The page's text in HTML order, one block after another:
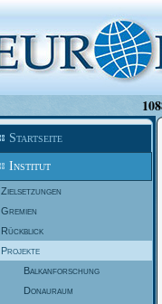
Startseite
Institut
Zielsetzungen
Gremien
Rückblick
Projekte
Balkanforschung
Donauraum